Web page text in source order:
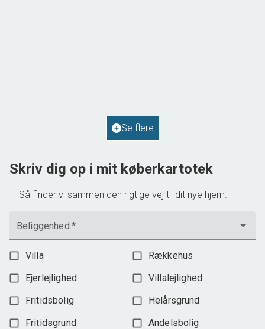
Se flere
Skriv dig op i mit køberkartotek
Så finder vi sammen den rigtige vej til dit nye hjem.
Beliggenhed *
Villa
Rækkehus
Ejerlejlighed
Villalejlighed
Fritidsbolig
Helårsgrund
Fritidsgrund
Andelsbolig